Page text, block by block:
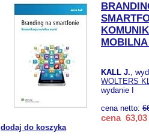
KALL J.,
WOLTERS
wydanie I
cena netto:
cena 63,03
dodaj do koszyka